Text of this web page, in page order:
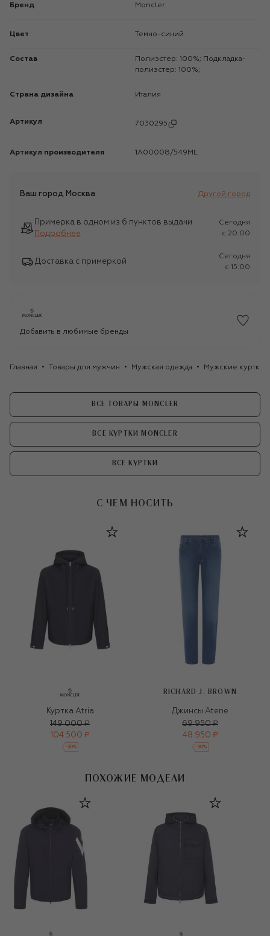
Бренд Moncler
Цвет Темно-синий
Состав
Полиэстер: 100%; Подкладка-
полиэстер: 100%;
Страна дизайна Италия
Артикул 7030295
Артикул производителя 1A00008/549ML
Ваш город Москва Другой город
Примерка в одном из 6 пунктов выдачи
Подробнее
Сегодня
c 20:00
Доставка с примеркой
Сегодня
c 15:00
Добавить в любимые бренды
Главная Товары для мужчин Мужская одежда Мужские куртки
ВСЕ ТОВАРЫ MONCLER
ВСЕ КУРТКИ MONCLER
ВСЕ КУРТКИ
С ЧЕМ НОСИТЬ
Куртка Atria
149 000 ₽
104 500 ₽
-30%
RICHARD J. BROWN
Джинсы Atene
69 950 ₽
48 950 ₽
-30%
ПОХОЖИЕ МОДЕЛИ